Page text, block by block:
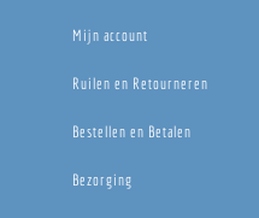
Mijn account
Ruilen en Retourneren
Bestellen en Betalen
Bezorging